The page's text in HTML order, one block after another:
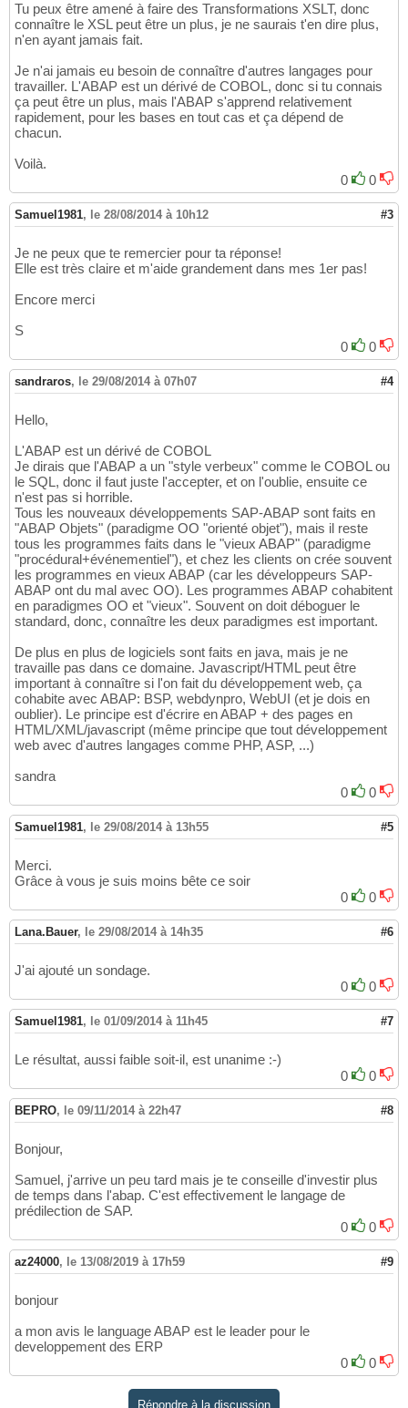
Tu peux être amené à faire des Transformations XSLT, donc
connaître le XSL peut être un plus, je ne saurais t'en dire plus,
n'en ayant jamais fait.
Je n'ai jamais eu besoin de connaître d'autres langages pour
travailler. L'ABAP est un dérivé de COBOL, donc si tu connais
ça peut être un plus, mais l'ABAP s'apprend relativement
rapidement, pour les bases en tout cas et ça dépend de
chacun.
Voilà.
0
0
Samuel1981, le 28/08/2014 à 10h12 #3
Je ne peux que te remercier pour ta réponse!
Elle est très claire et m'aide grandement dans mes 1er pas!
Encore merci
S
0
0
sandraros, le 29/08/2014 à 07h07 #4
Hello,
L'ABAP est un dérivé de COBOL
Je dirais que l'ABAP a un "style verbeux" comme le COBOL ou
le SQL, donc il faut juste l'accepter, et on l'oublie, ensuite ce
n'est pas si horrible.
Tous les nouveaux développements SAP-ABAP sont faits en
"ABAP Objets" (paradigme OO "orienté objet"), mais il reste
tous les programmes faits dans le "vieux ABAP" (paradigme
"procédural+événementiel"), et chez les clients on crée souvent
les programmes en vieux ABAP (car les développeurs SAP-
ABAP ont du mal avec OO). Les programmes ABAP cohabitent
en paradigmes OO et "vieux". Souvent on doit déboguer le
standard, donc, connaître les deux paradigmes est important.
De plus en plus de logiciels sont faits en java, mais je ne
travaille pas dans ce domaine. Javascript/HTML peut être
important à connaître si l'on fait du développement web, ça
cohabite avec ABAP: BSP, webdynpro, WebUI (et je dois en
oublier). Le principe est d'écrire en ABAP + des pages en
HTML/XML/javascript (même principe que tout développement
web avec d'autres langages comme PHP, ASP, ...)
sandra
0
0
Samuel1981, le 29/08/2014 à 13h55 #5
Merci.
Grâce à vous je suis moins bête ce soir
0
0
Lana.Bauer, le 29/08/2014 à 14h35 #6
J'ai ajouté un sondage.
0
0
Samuel1981, le 01/09/2014 à 11h45 #7
Le résultat, aussi faible soit-il, est unanime :-)
0
0
BEPRO, le 09/11/2014 à 22h47 #8
Bonjour,
Samuel, j'arrive un peu tard mais je te conseille d'investir plus
de temps dans l'abap. C'est effectivement le langage de
prédilection de SAP.
0
0
az24000, le 13/08/2019 à 17h59 #9
bonjour
a mon avis le language ABAP est le leader pour le
developpement des ERP
0
0
Répondre à la discussion